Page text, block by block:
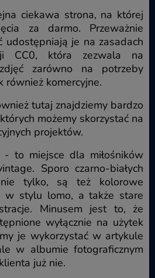
ciekawa strona, na której
za darmo. Przeważnie
udostępniają je na zasadach
CC0, która zezwala na
zarówno na potrzeby
również komercyjne.
tutaj znajdziemy bardzo
możemy skorzystać na
projektów.
- to miejsce dla miłośników
Sporo czarno-białych
tylko, są też kolorowe
w stylu lomo, a także stare
Minusem jest to, że
wyłącznie na użytek
je wykorzystać w artykule
w albumie fotograficznym
już nie.